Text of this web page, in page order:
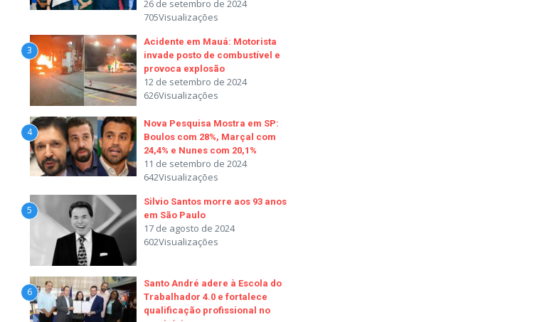
26 de setembro de 2024
705Visualizações
3
Acidente em Mauá: Motorista
invade posto de combustível e
provoca explosão
12 de setembro de 2024
626Visualizações
4
Nova Pesquisa Mostra em SP:
Boulos com 28%, Marçal com
24,4% e Nunes com 20,1%
11 de setembro de 2024
642Visualizações
5
Silvio Santos morre aos 93 anos
em São Paulo
17 de agosto de 2024
602Visualizações
6
Santo André adere à Escola do
Trabalhador 4.0 e fortalece
qualificação profissional no